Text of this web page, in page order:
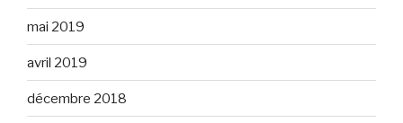
mai 2019
avril 2019
décembre 2018